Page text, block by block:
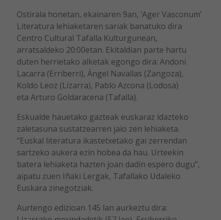
Ostirala honetan, ekainaren 9an, ‘Ager Vasconum’
Literatura lehiaketaren sariak banatuko dira
Centro Cultural Tafalla Kulturgunean,
arratsaldeko 20:00etan. Ekitaldian parte hartu
duten herrietako alketak egongo dira: Andoni
Lacarra (Erriberri), Ángel Navallas (Zangoza),
Koldo Leoz (Lizarra), Pablo Azcona (Lodosa)
eta Arturo Goldaracena (Tafalla).
Eskualde hauetako gazteak euskaraz idazteko
zaletasuna sustatzearren jaio zen lehiaketa.
“Euskal literatura ikastetxetako gai zerrendan
sartzeko aukera ezin hobea da hau. Urteekin
batera lehiaketa hazten joan dadin espero dugu”,
aipatu zuen Iñaki Lergak, Tafallako Udaleko
Euskara zinegotziak.
Aurtengo edizioan 145 lan aurkeztu dira: